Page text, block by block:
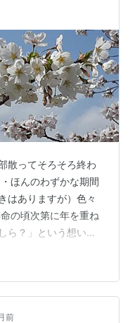
散ってそろそろ終わ
ほんのわずかな期間
はありますが）色々
の頃次第に年を重ね
ら？」という想いが
が出来るかな」と華
です 【通販限定商
にこだわったフリー
セット）のモニタ
前